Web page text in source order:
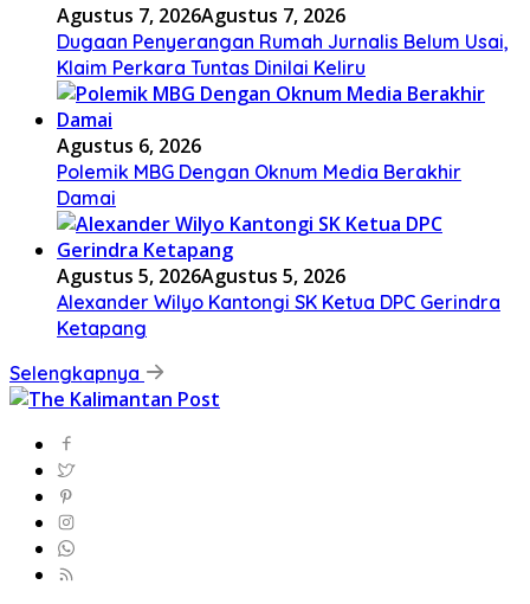
Agustus 7, 2026Agustus 7, 2026
Dugaan Penyerangan Rumah Jurnalis Belum Usai,
Klaim Perkara Tuntas Dinilai Keliru
Agustus 6, 2026
Polemik MBG Dengan Oknum Media Berakhir
Damai
Agustus 5, 2026Agustus 5, 2026
Alexander Wilyo Kantongi SK Ketua DPC Gerindra
Ketapang
Selengkapnya